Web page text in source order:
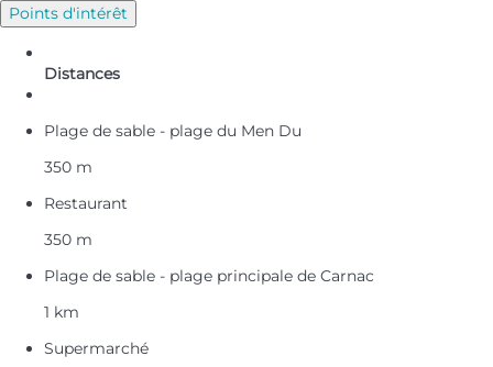
Points d'intérêt
Distances
Plage de sable - plage du Men Du
350 m
Restaurant
350 m
Plage de sable - plage principale de Carnac
1 km
Supermarché